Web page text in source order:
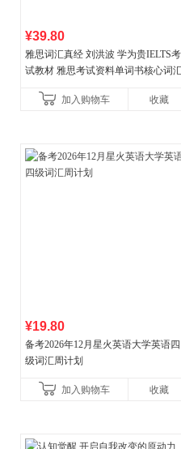
¥39.80
雅思词汇真经 刘洪波 学为贵IELTS考
试教材 雅思考试资料单词书核心词
加入购物车
收藏
¥19.80
备考2026年12月星火英语大学英语四
级词汇周计划
加入购物车 收藏